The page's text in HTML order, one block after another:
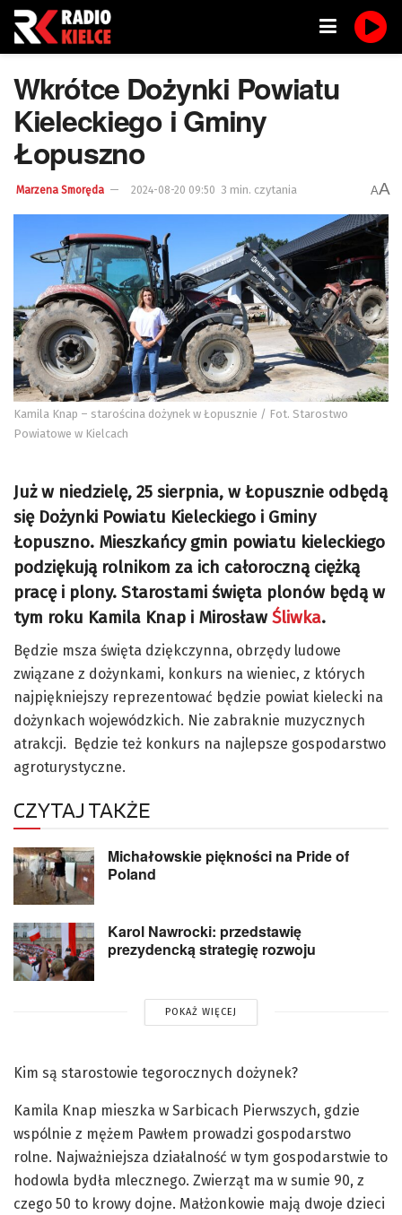
Wkrótce Dożynki Powiatu
Kieleckiego i Gminy
Łopuszno
Marzena Smoręda 2024-08-20 09:50 3 min. czytania AA
Kamila Knap – starościna dożynek w Łopusznie / Fot. Starostwo
Powiatowe w Kielcach
Już w niedzielę, 25 sierpnia, w Łopusznie odbędą
się Dożynki Powiatu Kieleckiego i Gminy
Łopuszno. Mieszkańcy gmin powiatu kieleckiego
podziękują rolnikom za ich całoroczną ciężką
pracę i plony. Starostami święta plonów będą w
tym roku Kamila Knap i MirosławŚliwka.
Będzie msza święta dziękczynna, obrzędy ludowe
związane z dożynkami, konkurs na wieniec, z których
najpiękniejszy reprezentować będzie powiat kielecki na
dożynkach wojewódzkich. Nie zabraknie muzycznych
atrakcji. Będzie też konkurs na najlepsze gospodarstwo
agroturystyczne.
CZYTAJ TAKŻE
Michałowskie piękności na Pride of
Poland
Karol Nawrocki: przedstawię
prezydencką strategię rozwoju
POKAŻ WIĘCEJ
Kim są starostowie tegorocznych dożynek?
Kamila Knap mieszka w Sarbicach Pierwszych, gdzie
wspólnie z mężem Pawłem prowadzi gospodarstwo
rolne. Najważniejsza działalność w tym gospodarstwie to
hodowla bydła mlecznego. Zwierząt ma w sumie 90, z
czego 50 to krowy dojne. Małżonkowie mają dwoje dzieci